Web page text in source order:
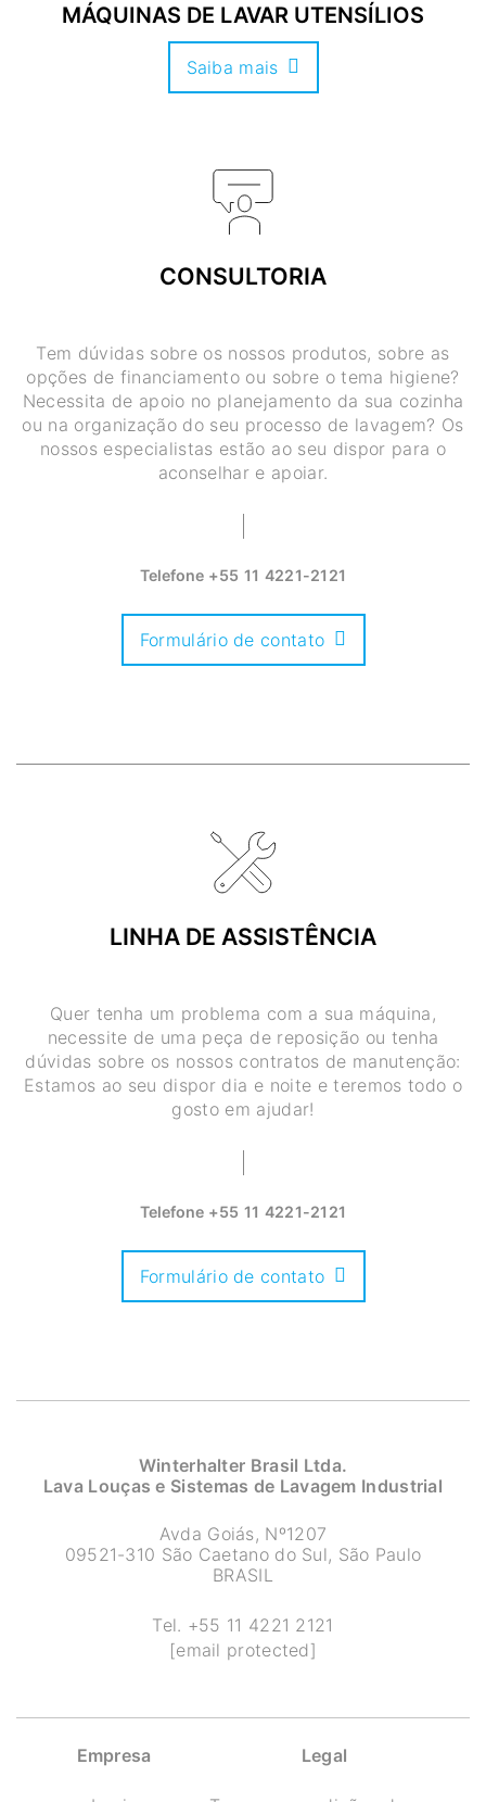
MÁQUINAS DE LAVAR UTENSÍLIOS
Saiba mais
CONSULTORIA
Tem dúvidas sobre os nossos produtos, sobre as
opções de financiamento ou sobre o tema higiene?
Necessita de apoio no planejamento da sua cozinha
ou na organização do seu processo de lavagem? Os
nossos especialistas estão ao seu dispor para o
aconselhar e apoiar.
Telefone +55 11 4221-2121
Formulário de contato
LINHA DE ASSISTÊNCIA
Quer tenha um problema com a sua máquina,
necessite de uma peça de reposição ou tenha
dúvidas sobre os nossos contratos de manutenção:
Estamos ao seu dispor dia e noite e teremos todo o
gosto em ajudar!
Telefone +55 11 4221-2121
Formulário de contato
Winterhalter Brasil Ltda.
Lava Louças e Sistemas de Lavagem Industrial
Avda Goiás, Nº1207
09521-310 São Caetano do Sul, São Paulo
BRASIL
Tel. +55 11 4221 2121
[email protected]
Empresa Legal